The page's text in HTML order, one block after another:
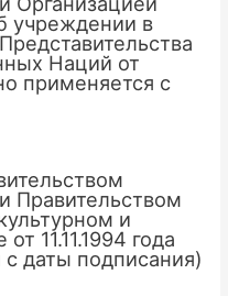
учреждении в
Наций от
применяется с
Правительством
и
11.11.1994 года
даты подписания)